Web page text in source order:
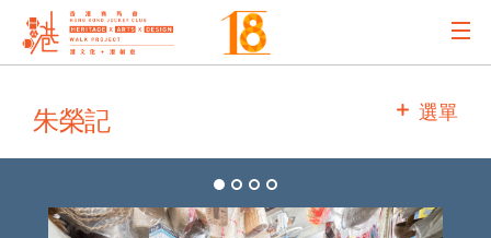
主辦機構
主要贊助
選單
朱榮記